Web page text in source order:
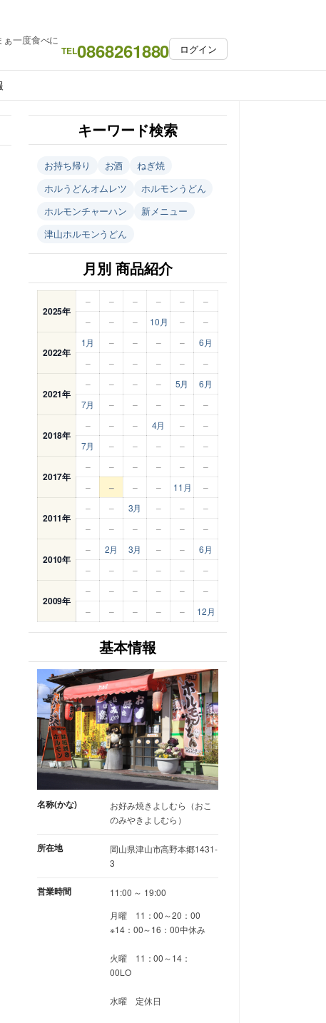
一度食べに
TEL0868261880 ログイン
キーワード検索
お持ち帰り お酒
ねぎ焼
ホルうどんオムレツ
ホルモンうどん
ホルモンチャーハン
新メニュー
津山ホルモンうどん
月別 商品紹介
2025年
– – – – –
–
–
– – 10月 – –
2022年
1月 – – – –
6月
–
– – – – –
2021年
– – – – 5月
6月
7月
– – – – –
2018年
– – – 4月 –
–
7月
– – – – –
2017年
– – – – –
–
–
– – – 11月 –
2011年
– – 3月 – –
–
–
– – – – –
2010年
– 2月 3月 – –
6月
–
– – – – –
2009年
– – – – –
–
–
– – – – 12月
基本情報
名称(かな)
お好み焼きよしむら（おこ
のみやきよしむら）
所在地
岡山県津山市高野本郷1431-
3
営業時間
11:00 ～ 19:00
月曜 11：00～20：00
※14：00～16：00中休み
火曜 11：00～14：
00LO
水曜 定休日